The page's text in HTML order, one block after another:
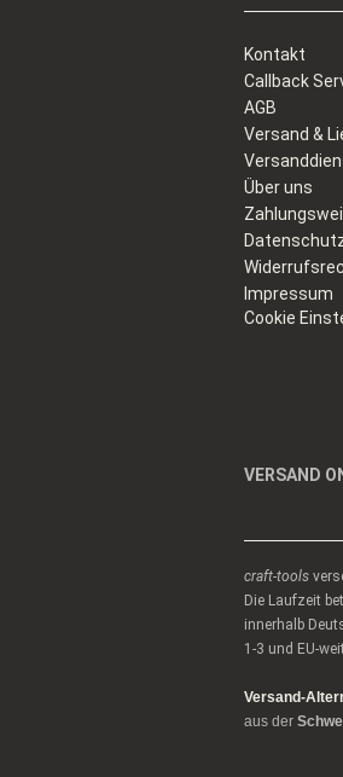
Kontakt
Callback
AGB
Versand &
Über uns
Impressum
Cookie
VERSAND
craft-tools
Die Laufzeit
innerhalb
1-3 und EU-
Versand-
aus der